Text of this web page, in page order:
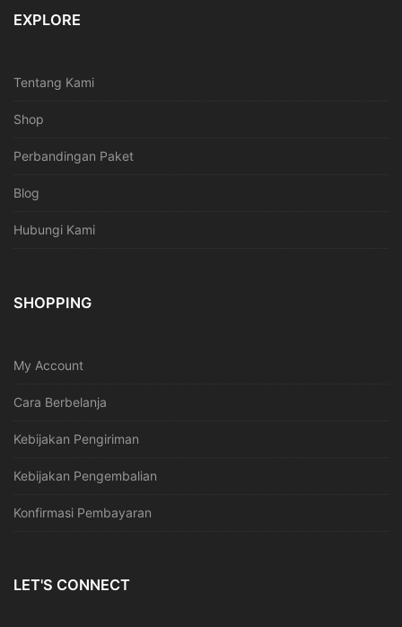
EXPLORE
Tentang Kami
Shop
Perbandingan Paket
Blog
Hubungi Kami
SHOPPING
My Account
Cara Berbelanja
Kebijakan Pengiriman
Kebijakan Pengembalian
Konfirmasi Pembayaran
LET'S CONNECT